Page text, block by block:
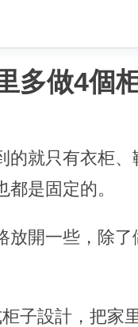
多做4個
就只有衣柜
是固定的。
開一些，除
子設計，把家